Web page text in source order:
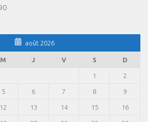
août 2026
M J V S D
1 2
5 6 7 8 9
12 13 14 15 16